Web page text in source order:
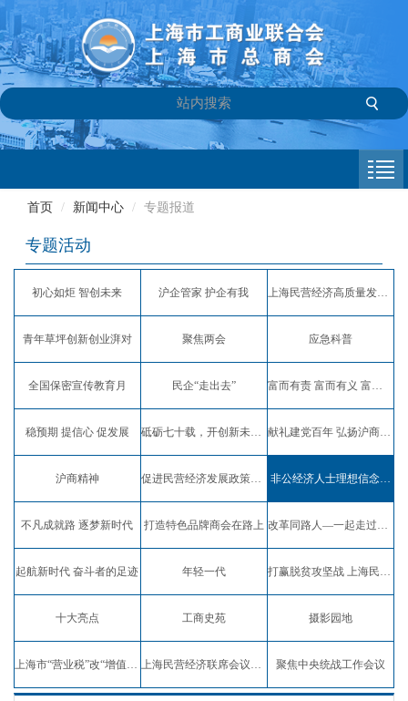
商会介绍
会员专栏
参政议政
信息库
首页 / 新闻中心 / 专题报道
专题活动
初心如炬 智创未来 沪企管家 护企有我 上海民营经济高质量发展服务月
青年草坪创新创业湃对 聚焦两会 应急科普
全国保密宣传教育月 民企“走出去” 富而有责 富而有义 富而有爱
稳预期 提信心 促发展 砥砺七十载，开创新未来，弘扬沪商精神 献礼建党百年 弘扬沪商精神
沪商精神 促进民营经济发展政策宣讲 非公经济人士理想信念教育实践活动
不凡成就路 逐梦新时代 打造特色品牌商会在路上 改革同路人—一起走过四十年
起航新时代 奋斗者的足迹 年轻一代 打赢脱贫攻坚战 上海民企在行动
十大亮点 工商史苑 摄影园地
上海市“营业税”改“增值税”试点专题报道 上海民营经济联席会议专题报道 聚焦中央统战工作会议